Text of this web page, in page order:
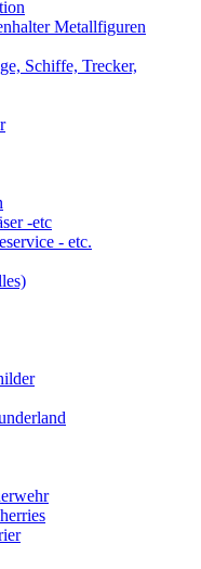
Metallfiguren
Schiffe, Trecker,
-etc
- etc.